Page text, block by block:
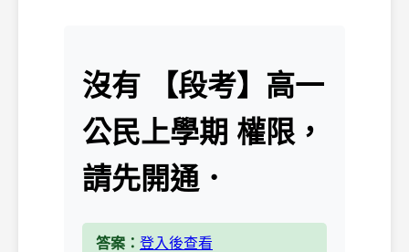
沒有 【段考】高一
公民上學期 權限，
請先開通．
答案： 登入後查看